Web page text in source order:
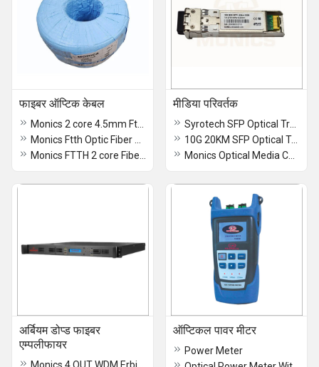
फाइबर ऑप्टिक केबल मीडिया परिवर्तक
10G 20KM SFP Optical Transceiver
अर्बियम डोप्ड फाइबर
एम्पलीफायर
ऑप्टिकल पावर मीटर
Power Meter